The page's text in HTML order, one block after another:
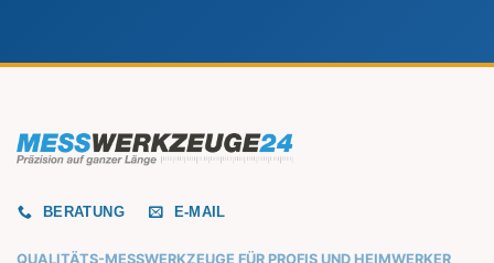
BERATUNG E-MAIL
QUALITÄTS-MESSWERKZEUGE FÜR PROFIS UND HEIMWERKER